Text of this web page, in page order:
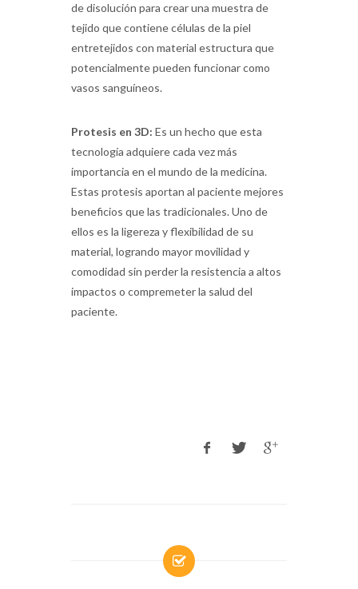
de disolución para crear una muestra de
tejido que contiene células de la piel
entretejidos con material estructura que
potencialmente pueden funcionar como
vasos sanguíneos.
Protesis en 3D: Es un hecho que esta
tecnología adquiere cada vez más
importancia en el mundo de la medicina.
Estas protesis aportan al paciente mejores
beneficios que las tradicionales. Uno de
ellos es la ligereza y flexibilidad de su
material, logrando mayor movilidad y
comodidad sin perder la resistencia a altos
impactos o compremeter la salud del
paciente.